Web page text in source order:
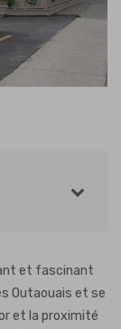
et fascinant
Outaouais et se
et la proximité